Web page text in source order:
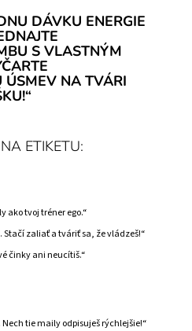
DÁVKU ENERGIE
S VLASTNÝM
NA TVÁRI
ETIKETU:
ako tvoj tréner ego.“
Stačí zaliať a tváriť sa, že vládzeš!“
činky ani neucítiš.“
tie maily odpisuješ rýchlejšie!“